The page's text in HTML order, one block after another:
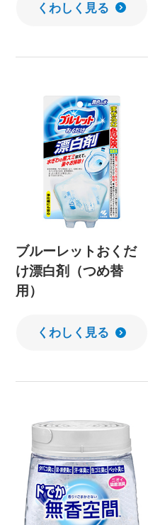
くわしく見る
ブルーレットおくだ
け漂白剤（つめ替
用）
くわしく見る